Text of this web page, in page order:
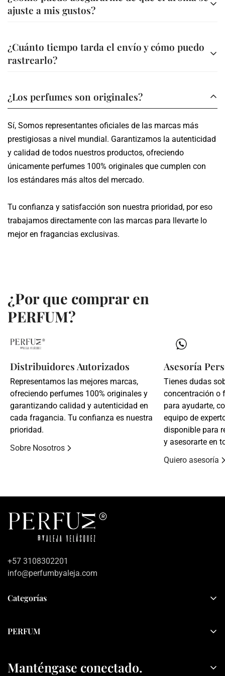
comodidad
Credishop)
ajuste a mis gustos?
la fragancia ideal. Además, en la descripción de cada
perfume encontrarás información detallada sobre sus
¿Cuánto tiempo tarda el envío y cómo puedo
rastrearlo?
dependiendo de tu ubicación.
Te proporcionamos un número de seguimiento para que
puedas monitorear el estado de tu pedido en tiempo real.
¿Los perfumes son originales?
Sí, Somos representantes oficiales de las marcas más
prestigiosas a nivel mundial. Garantizamos la autenticidad
y calidad de todos nuestros productos, ofreciendo
únicamente perfumes 100% originales que cumplen con
los estándares más altos del mercado.
Tu confianza y satisfacción son nuestra prioridad, por eso
trabajamos directamente con las marcas para llevarte lo
mejor en fragancias exclusivas.
¿Por que comprar en
PERFUM?
Distribuidores Autorizados
Representamos las mejores marcas,
ofreciendo perfumes 100% originales y
garantizando calidad y autenticidad en
cada fragancia. Tu confianza es nuestra
prioridad.
Sobre Nosotros
Asesoría
Tienes dudas
concentración o
para ayudarte,
equipo de
disponible para
y asesorarte en
Quiero asesoría
+57 3108302201
info@perfumbyaleja.com
Categorías
Sets
PERFUM
Contacto
Manténgase conectado.